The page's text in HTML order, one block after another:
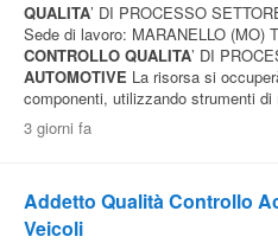
QUALITA’ DI PROCESSO
Sede di lavoro: MARANELLO (MO)
CONTROLLO QUALITA’ DI
AUTOMOTIVE La risorsa si
componenti, utilizzando strumenti di
3 giorni fa
Addetto Qualità Controllo
Veicoli